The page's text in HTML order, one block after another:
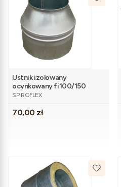
Ustnik izolowany
ocynkowany fi100/150
PRODUCENT
SPIROFLEX
Cena
70,00 zł